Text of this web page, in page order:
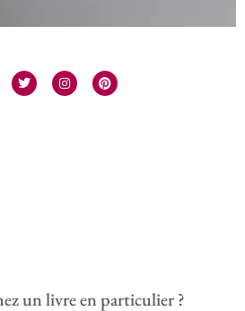
un livre en particulier ?